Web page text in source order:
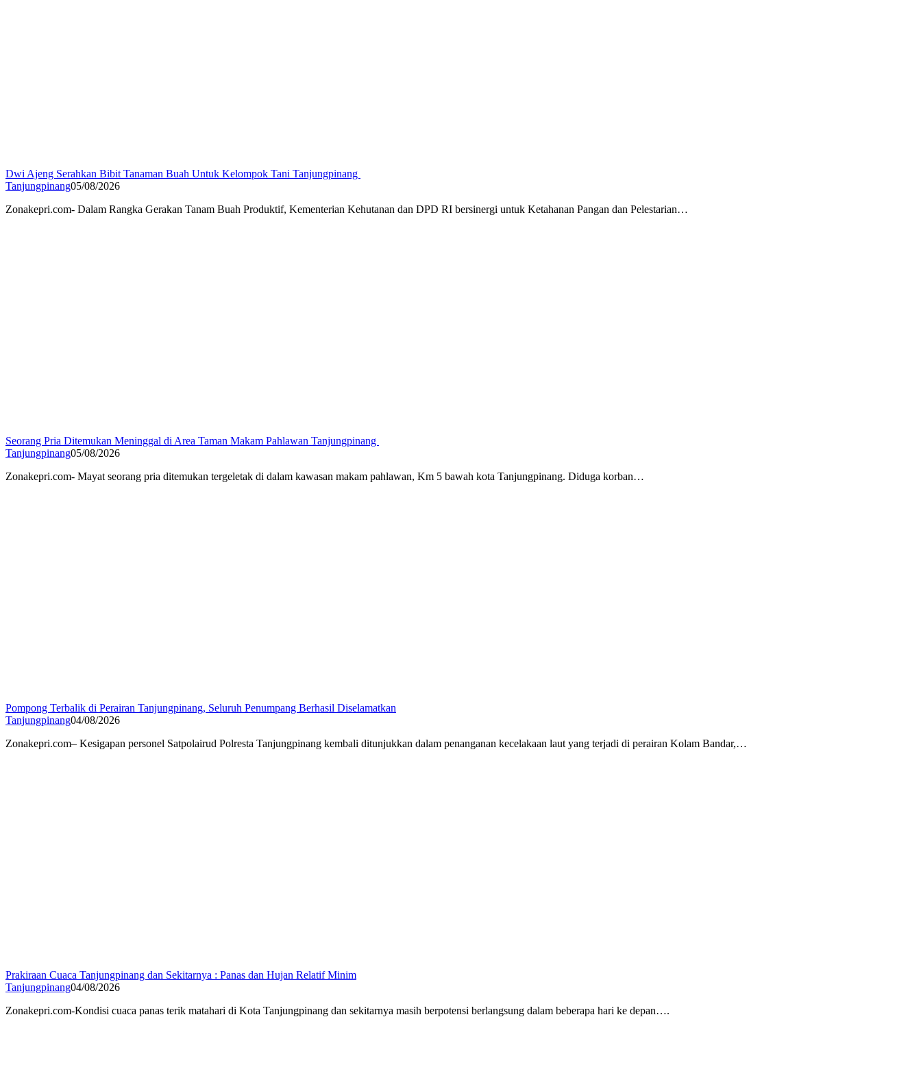
Dwi Ajeng Serahkan Bibit Tanaman Buah Untuk Kelompok Tani Tanjungpinang
Tanjungpinang05/08/2026
Zonakepri.com- Dalam Rangka Gerakan Tanam Buah Produktif, Kementerian Kehutanan dan DPD RI bersinergi untuk Ketahanan Pangan dan Pelestarian…
Seorang Pria Ditemukan Meninggal di Area Taman Makam Pahlawan Tanjungpinang
Tanjungpinang05/08/2026
Zonakepri.com- ‎Mayat seorang pria ditemukan tergeletak di dalam kawasan makam pahlawan, Km 5 bawah kota Tanjungpinang. Diduga korban…
Pompong Terbalik di Perairan Tanjungpinang, Seluruh Penumpang Berhasil Diselamatkan
Tanjungpinang04/08/2026
Zonakepri.com– Kesigapan personel Satpolairud Polresta Tanjungpinang kembali ditunjukkan dalam penanganan kecelakaan laut yang terjadi di perairan Kolam Bandar,…
Prakiraan Cuaca Tanjungpinang dan Sekitarnya : Panas dan Hujan Relatif Minim
Tanjungpinang04/08/2026
Zonakepri.com-Kondisi cuaca panas terik matahari di Kota Tanjungpinang dan sekitarnya masih berpotensi berlangsung dalam beberapa hari ke depan….